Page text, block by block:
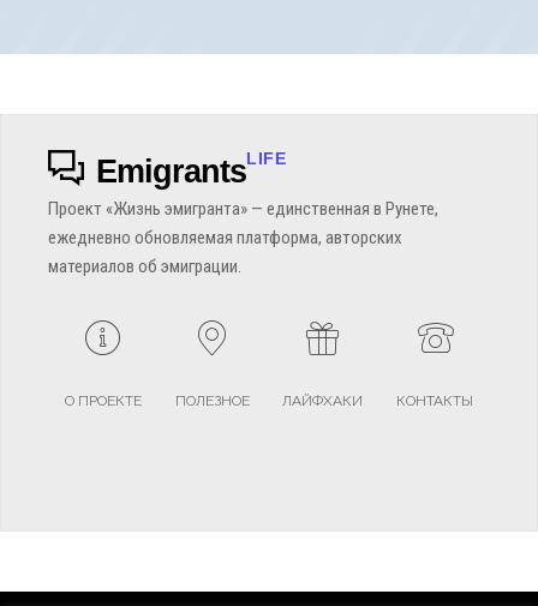
EmigrantsLIFE
Проект «Жизнь эмигранта» — единственная в Рунете,
ежедневно обновляемая платформа, авторских
материалов об эмиграции.
О ПРОЕКТЕ ПОЛЕЗНОЕ ЛАЙФХАКИ КОНТАКТЫ